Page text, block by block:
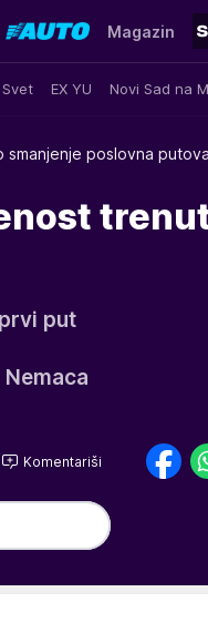
Svet EX YU Novi Sad na
Magazin
smanjenje poslovna
put
Komentariši